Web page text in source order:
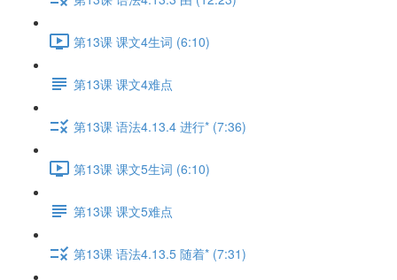
第13课 课文4生词 (6:10)
第13课 课文4难点
第13课 语法4.13.4 进行* (7:36)
第13课 课文5生词 (6:10)
第13课 课文5难点
第13课 语法4.13.5 随着* (7:31)